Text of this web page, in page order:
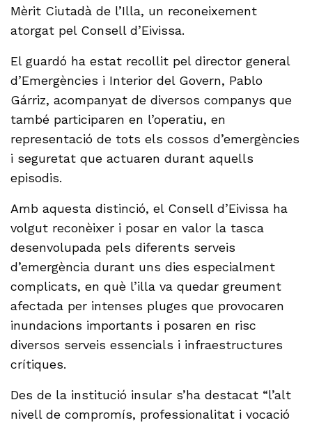
Mèrit Ciutadà de l’Illa, un reconeixement
atorgat pel Consell d’Eivissa.
El guardó ha estat recollit pel director general
d’Emergències i Interior del Govern, Pablo
Gárriz, acompanyat de diversos companys que
també participaren en l’operatiu, en
representació de tots els cossos d’emergències
i seguretat que actuaren durant aquells
episodis.
Amb aquesta distinció, el Consell d’Eivissa ha
volgut reconèixer i posar en valor la tasca
desenvolupada pels diferents serveis
d’emergència durant uns dies especialment
complicats, en què l’illa va quedar greument
afectada per intenses pluges que provocaren
inundacions importants i posaren en risc
diversos serveis essencials i infraestructures
crítiques.
Des de la institució insular s’ha destacat “l’alt
nivell de compromís, professionalitat i vocació